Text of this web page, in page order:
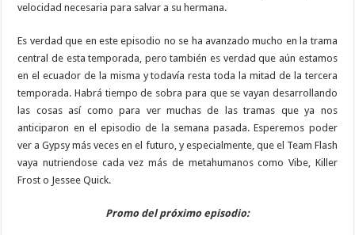
velocidad necesaria para salvar a su hermana.
Es verdad que en este episodio no se ha avanzado mucho en la trama
central de esta temporada, pero también es verdad que aún estamos
en el ecuador de la misma y todavía resta toda la mitad de la tercera
temporada. Habrá tiempo de sobra para que se vayan desarrollando
las cosas así como para ver muchas de las tramas que ya nos
anticiparon en el episodio de la semana pasada. Esperemos poder
ver a Gypsy más veces en el futuro, y especialmente, que el Team Flash
vaya nutriendose cada vez más de metahumanos como Vibe, Killer
Frost o Jessee Quick.
Promo del próximo episodio: